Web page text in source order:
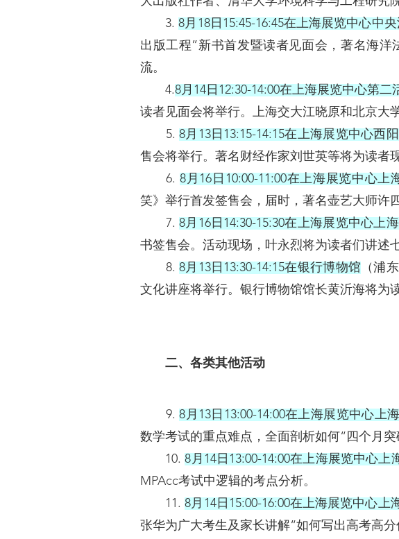
3.8月18日15:45-16:45在上海展览中心中央
出版工程”新书首发暨读者见面会，著名海
流。
4.8月14日12:30-14:00在上海展览中心第二
读者见面会将举行。上海交大江晓原和北京大
5. 8月13日13:15-14:15在上海展览中心西
售会将举行。著名财经作家刘世英等将为读
6.8月16日10:00-11:00在上海展览中心上
笑》举行首发签售会，届时，著名壶艺大师许
7. 8月16日14:30-15:30在上海展览中心上
书签售会。活动现场，叶永烈将为读者们讲述
8. 8月13日13:30-14:15在银行博物馆 （浦
文化讲座将举行。银行博物馆馆长黄沂海将为
二、各类其他活动
9.8月13日13:00-14:00在上海展览中心上
数学考试的重点难点，全面剖析如何“四个月突
10.8月14日13:00-14:00在上海展览中心上
MPAcc考试中逻辑的考点分析。
11.8月14日15:00-16:00在上海展览中心上
张华为广大考生及家长讲解“如何写出高考高分